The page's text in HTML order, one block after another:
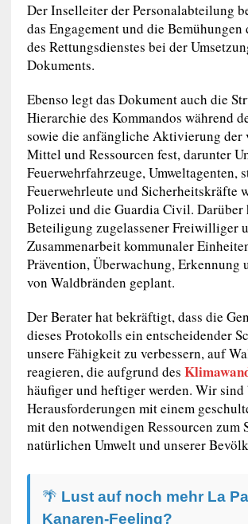
Der Inselleiter der Personalabteilung
das Engagement und die Bemühungen
des Rettungsdienstes bei der
Dokuments.
Ebenso legt das Dokument auch die
Hierarchie des Kommandos während
sowie die anfängliche Aktivierung der
Mittel und Ressourcen fest, darunter
Feuerwehrfahrzeuge, Umweltagenten,
Feuerwehrleute und Sicherheitskräfte
Polizei und die Guardia Civil. Darüber
Beteiligung zugelassener Freiwilliger
Zusammenarbeit kommunaler
Prävention, Überwachung, Erkennung
von Waldbränden geplant.
Der Berater hat bekräftigt, dass die
dieses Protokolls ein entscheidender
unsere Fähigkeit zu verbessern, auf
reagieren, die aufgrund des
häufiger und heftiger werden. Wir sind
Herausforderungen mit einem
mit den notwendigen Ressourcen zum
natürlichen Umwelt und unserer
🌴 Lust auf noch mehr La
Kanaren-Feeling?